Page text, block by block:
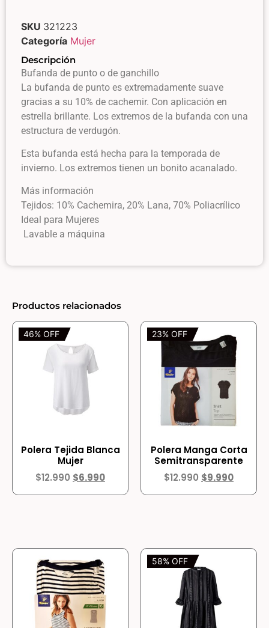
SKU 321223
Categoría Mujer
Descripción
Bufanda de punto o de ganchillo
La bufanda de punto es extremadamente suave
gracias a su 10% de cachemir. Con aplicación en
estrella brillante. Los extremos de la bufanda con una
estructura de verdugón.
Esta bufanda está hecha para la temporada de
invierno. Los extremos tienen un bonito acanalado.
Más información
Tejidos: 10% Cachemira, 20% Lana, 70% Poliacrílico
Ideal para Mujeres
Lavable a máquina
Productos relacionados
46% OFF
Polera Tejida Blanca
Mujer
$12.990 $6.990
23% OFF
Polera Manga Corta
Semitransparente
$12.990 $9.990
58% OFF